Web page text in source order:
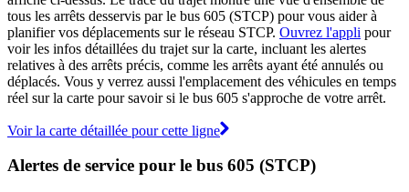
tous les arrêts desservis par le bus 605 (STCP) pour vous aider à
planifier vos déplacements sur le réseau STCP. Ouvrez l'appli pour
voir les infos détaillées du trajet sur la carte, incluant les alertes
relatives à des arrêts précis, comme les arrêts ayant été annulés ou
déplacés. Vous y verrez aussi l'emplacement des véhicules en temps
réel sur la carte pour savoir si le bus 605 s'approche de votre arrêt.
Voir la carte détaillée pour cette ligne
Alertes de service pour le bus 605 (STCP)